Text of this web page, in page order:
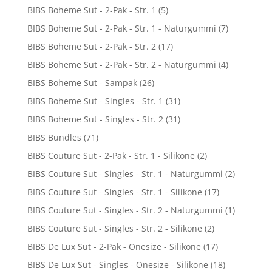
BIBS Boheme Sut - 2-Pak - Str. 1 (5)
BIBS Boheme Sut - 2-Pak - Str. 1 - Naturgummi (7)
BIBS Boheme Sut - 2-Pak - Str. 2 (17)
BIBS Boheme Sut - 2-Pak - Str. 2 - Naturgummi (4)
BIBS Boheme Sut - Sampak (26)
BIBS Boheme Sut - Singles - Str. 1 (31)
BIBS Boheme Sut - Singles - Str. 2 (31)
BIBS Bundles (71)
BIBS Couture Sut - 2-Pak - Str. 1 - Silikone (2)
BIBS Couture Sut - Singles - Str. 1 - Naturgummi (2)
BIBS Couture Sut - Singles - Str. 1 - Silikone (17)
BIBS Couture Sut - Singles - Str. 2 - Naturgummi (1)
BIBS Couture Sut - Singles - Str. 2 - Silikone (2)
BIBS De Lux Sut - 2-Pak - Onesize - Silikone (17)
BIBS De Lux Sut - Singles - Onesize - Silikone (18)